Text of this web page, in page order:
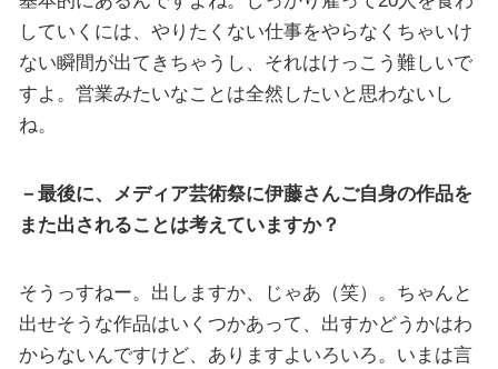
していくには、やりたくない仕事をやらなくちゃいけ
ない瞬間が出てきちゃうし、それはけっこう難しいで
すよ。営業みたいなことは全然したいと思わないし
ね。
－最後に、メディア芸術祭に伊藤さんご自身の作品を
また出されることは考えていますか？
そうっすねー。出しますか、じゃあ（笑）。ちゃんと
出せそうな作品はいくつかあって、出すかどうかはわ
からないんですけど、ありますよいろいろ。いまは言